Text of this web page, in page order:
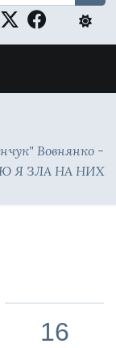
Вовнянко -
Я ЗЛА НА НИХ
16